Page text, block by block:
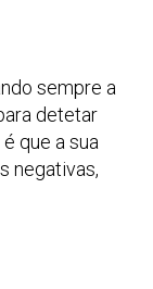
sempre a
detetar
que a sua
negativas,